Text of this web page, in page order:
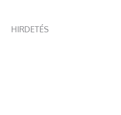
HIRDETÉS